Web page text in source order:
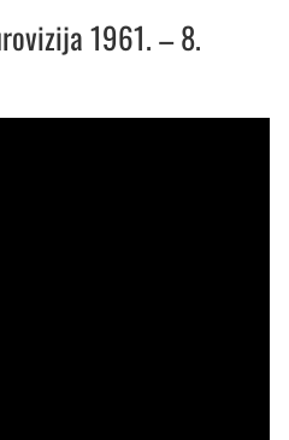
1961. – 8.